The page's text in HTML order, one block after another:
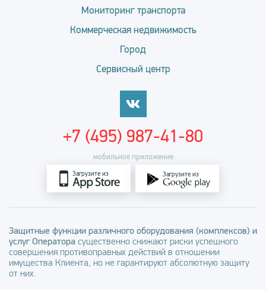
Мониторинг транспорта
Коммерческая недвижимость
Город
Сервисный центр
мобильное приложение
Загрузите из Загрузите из
+7 (495) 987-41-80
Защитные функции различного оборудования (комплексов) и
услуг Оператора существенно снижают риски успешного
совершения противоправных действий в отношении
имущества Клиента, но не гарантируют абсолютную защиту
от них.